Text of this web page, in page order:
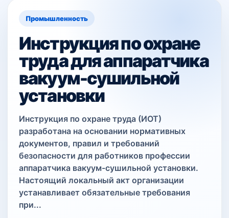
Промышленность
Инструкция по охране
труда для аппаратчика
вакуум-сушильной
установки
Инструкция по охране труда (ИОТ)
разработана на основании нормативных
документов, правил и требований
безопасности для работников профессии
аппаратчика вакуум-сушильной установки.
Настоящий локальный акт организации
устанавливает обязательные требования
при...